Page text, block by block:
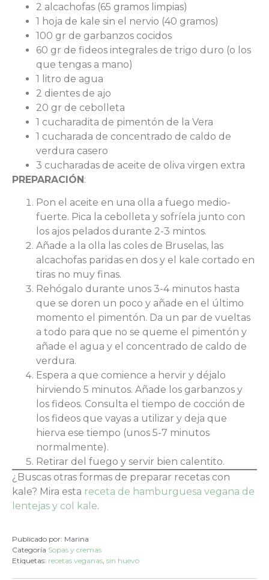
2 alcachofas (65 gramos limpias)
1 hoja de kale sin el nervio (40 gramos)
100 gr de garbanzos cocidos
60 gr de fideos integrales de trigo duro (o los
que tengas a mano)
1 litro de agua
2 dientes de ajo
20 gr de cebolleta
1 cucharadita de pimentón de la Vera
1 cucharada de concentrado de caldo de
verdura casero
3 cucharadas de aceite de oliva virgen extra
PREPARACIÓN:
Pon el aceite en una olla a fuego medio-
fuerte. Pica la cebolleta y sofríela junto con
los ajos pelados durante 2-3 mintos.
Añade a la olla las coles de Bruselas, las
alcachofas paridas en dos y el kale cortado en
tiras no muy finas.
Rehógalo durante unos 3-4 minutos hasta
que se doren un poco y añade en el último
momento el pimentón. Da un par de vueltas
a todo para que no se queme el pimentón y
añade el agua y el concentrado de caldo de
verdura.
Espera a que comience a hervir y déjalo
hirviendo 5 minutos. Añade los garbanzos y
los fideos. Consulta el tiempo de cocción de
los fideos que vayas a utilizar y deja que
hierva ese tiempo (unos 5-7 minutos
normalmente).
Retirar del fuego y servir bien calentito.
¿Buscas otras formas de preparar recetas con
kale? Mira esta receta de hamburguesa vegana de
lentejas y col kale.
Publicado por: Marina
Categoría Sopas y cremas
Etiquetas: recetas veganas, sin huevo